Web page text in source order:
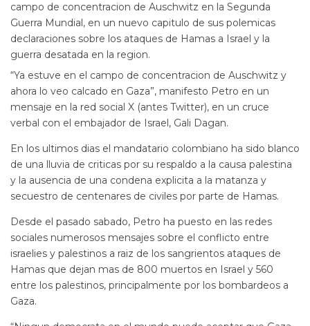
campo de concentracion de Auschwitz en la Segunda
Guerra Mundial, en un nuevo capitulo de sus polemicas
declaraciones sobre los ataques de Hamas a Israel y la
guerra desatada en la region.
“Ya estuve en el campo de concentracion de Auschwitz y
ahora lo veo calcado en Gaza”, manifesto Petro en un
mensaje en la red social X (antes Twitter), en un cruce
verbal con el embajador de Israel, Gali Dagan.
En los ultimos dias el mandatario colombiano ha sido blanco
de una lluvia de criticas por su respaldo a la causa palestina
y la ausencia de una condena explicita a la matanza y
secuestro de centenares de civiles por parte de Hamas.
Desde el pasado sabado, Petro ha puesto en las redes
sociales numerosos mensajes sobre el conflicto entre
israelies y palestinos a raiz de los sangrientos ataques de
Hamas que dejan mas de 800 muertos en Israel y 560
entre los palestinos, principalmente por los bombardeos a
Gaza.